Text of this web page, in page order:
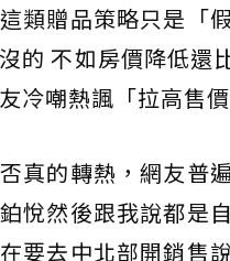
類贈品策略只是「
沒的 不如房價降低
冷嘲熱諷「拉高售
真的轉熱，網友普
悅然後跟我說都是
要去中北部開銷售